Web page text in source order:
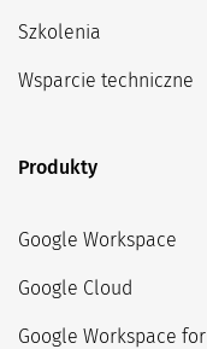
Szkolenia
Wsparcie techniczne
Produkty
Google Workspace
Google Cloud
Google Workspace for